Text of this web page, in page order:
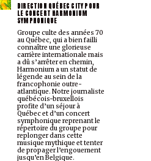
DIRECTION QUÉBEC CITY POUR
LE CONCERT HARMONIUM
SYMPHONIQUE
Groupe culte des années 70
au Québec, qui a bien failli
connaître une glorieuse
carrière internationale mais
a dû s’arrêter en chemin,
Harmonium a un statut de
légende au sein de la
francophonie outre-
atlantique. Notre journaliste
québécois-bruxellois
profite d’un séjour à
Québec et d’un concert
symphonique reprenant le
répertoire du groupe pour
replonger dans cette
musique mythique et tenter
de propager l’engouement
jusqu’en Belgique.